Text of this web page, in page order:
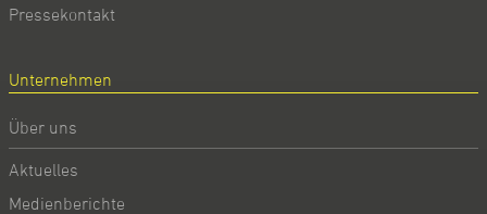
Pressekontakt
Unternehmen
Über uns
Aktuelles
Medienberichte